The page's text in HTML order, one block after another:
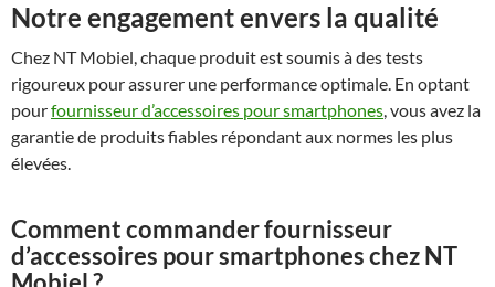
Notre engagement envers la qualité
Chez NT Mobiel, chaque produit est soumis à des tests
rigoureux pour assurer une performance optimale. En optant
pourfournisseur d’accessoires pour smartphones, vous avez la
garantie de produits fiables répondant aux normes les plus
élevées.
Comment commander fournisseur
d’accessoires pour smartphones chez NT